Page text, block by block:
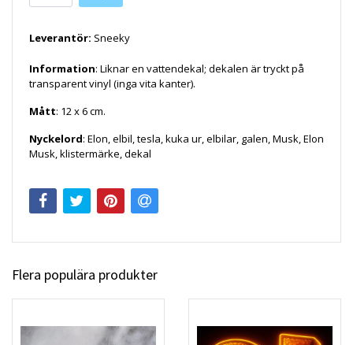
Leverantör: Sneeky
Information: Liknar en vattendekal; dekalen är tryckt på
transparent vinyl (inga vita kanter).
Mått: 12 x 6 cm.
Nyckelord: Elon, elbil, tesla, kuka ur, elbilar, galen, Musk, Elon
Musk, klistermärke, dekal
Flera populära produkter